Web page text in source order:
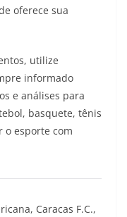
oferece sua
utilize
informado
e análises para
basquete, tênis
o esporte com
Caracas F.C.,